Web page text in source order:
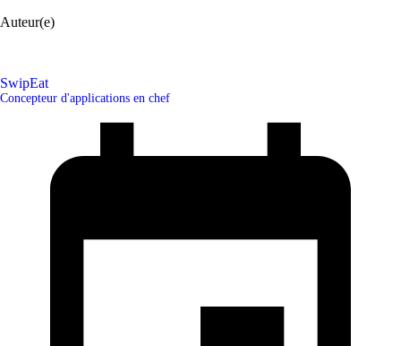
Auteur(e)
SwipEat
Concepteur d'applications en chef